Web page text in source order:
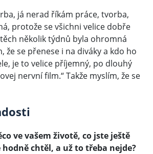
já nerad říkám práce, tvorba,
protože se všichni velice dobře
několik týdnů byla ohromná
že se přenese i na diváky a kdo ho
je to velice příjemný, po dlouhý
nervní film.“ Takže myslím, že se
ve vašem životě, co jste ještě
hodně chtěl, a už to třeba nejde?